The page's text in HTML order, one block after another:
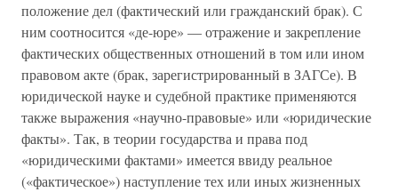
положение дел (фактический или гражданский брак). С
ним соотносится «де-юре» — отражение и закрепление
фактических общественных отношений в том или ином
правовом акте (брак, зарегистрированный в ЗАГСе). В
юридической науке и судебной практике применяются
также выражения «научно-правовые» или «юридические
факты». Так, в теории государства и права под
«юридическими фактами» имеется ввиду реальное
(«фактическое») наступление тех или иных жизненных